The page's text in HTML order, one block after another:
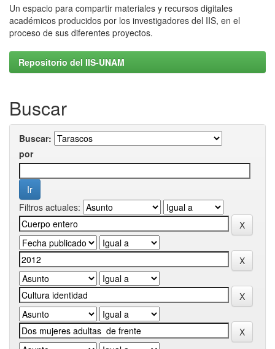
Un espacio para compartir materiales y recursos digitales
académicos producidos por los investigadores del IIS, en el
proceso de sus diferentes proyectos.
Repositorio del IIS-UNAM
Buscar
Buscar:
por
Filtros actuales: